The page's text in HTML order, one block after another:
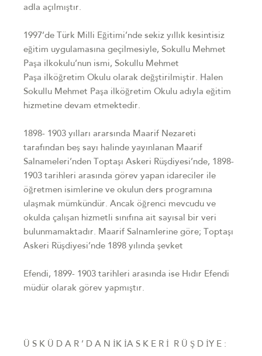
adla açılmıştır.
1997’de Türk Milli Eğitimi’nde sekiz yıllık kesintisiz
eğitim uygulamasına geçilmesiyle, Sokullu Mehmet
Paşa ilkokulu’nun ismi, Sokullu Mehmet
Paşa ilköğretim Okulu olarak değştirilmiştir. Halen
Sokullu Mehmet Paşa ilköğretim Okulu adıyla eğitim
hizmetine devam etmektedir.
1898- 1903 yılları ararsında Maarif Nezareti
tarafından beş sayı halinde yayınlanan Maarif
Salnameleri’nden Toptaşı Askeri Rüşdiyesi’nde, 1898-
1903 tarihleri arasında görev yapan idareciler ile
öğretmen isimlerine ve okulun ders programına
ulaşmak mümkündür. Ancak öğrenci mevcudu ve
okulda çalışan hizmetli sınıfına ait sayısal bir veri
bulunmamaktadır. Maarif Salnamlerine göre; Toptaşı
Askeri Rüşdiyesi’nde 1898 yılında şevket
Efendi, 1899- 1903 tarihleri arasında ise Hıdır Efendi
müdür olarak görev yapmıştır.
Ü S K Ü D A R ’ D A N İK İA S K E R İ R Ü Ş D İY E :